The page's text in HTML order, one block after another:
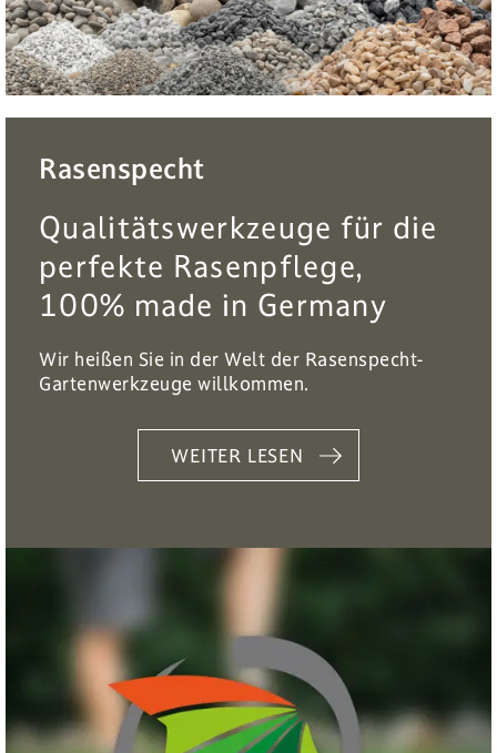
Rasenspecht
Qualitätswerkzeuge für die
perfekte Rasenpflege,
100% made in Germany
Wir heißen Sie in der Welt der Rasenspecht-
Gartenwerkzeuge willkommen.
WEITER LESEN